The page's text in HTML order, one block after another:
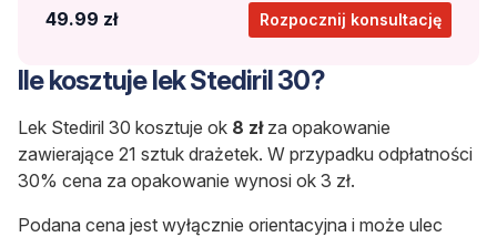
49.99 zł Rozpocznij konsultację
Ile kosztuje lek Stediril 30?
Lek Stediril 30 kosztuje ok 8 zł za opakowanie
zawierające 21 sztuk drażetek. W przypadku odpłatności
30% cena za opakowanie wynosi ok 3 zł.
Podana cena jest wyłącznie orientacyjna i może ulec